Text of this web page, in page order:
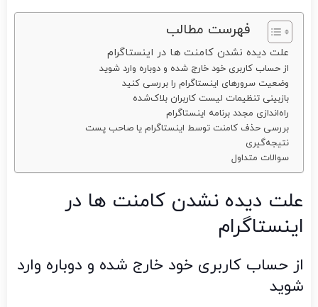
فهرست مطالب
علت دیده نشدن کامنت ها در اینستاگرام
از حساب کاربری خود خارج شده و دوباره وارد شوید
وضعیت سرورهای اینستاگرام را بررسی کنید
بازبینی تنظیمات لیست کاربران بلاک‌شده
راه‌اندازی مجدد برنامه اینستاگرام
بررسی حذف کامنت توسط اینستاگرام یا صاحب پست
نتیجه‌گیری
سوالات متداول
علت دیده نشدن کامنت ها در
اینستاگرام
از حساب کاربری خود خارج شده و دوباره وارد
شوید